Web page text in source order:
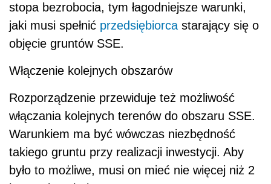
stopa bezrobocia, tym łagodniejsze warunki,
jaki musi spełnić przedsiębiorcastarający się o
objęcie gruntów SSE.
Włączenie kolejnych obszarów
Rozporządzenie przewiduje też możliwość
włączania kolejnych terenów do obszaru SSE.
Warunkiem ma być wówczas niezbędność
takiego gruntu przy realizacji inwestycji. Aby
było to możliwe, musi on mieć nie więcej niż 2